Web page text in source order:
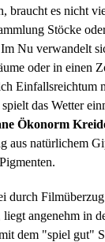
braucht es nicht
Stöcke
Nu verwandelt
oder in einen
Einfallsreichtum
das Wetter
Ökonorm
aus natürlichem
durch Filmüberzug
angenehm in
dem "spiel gut"